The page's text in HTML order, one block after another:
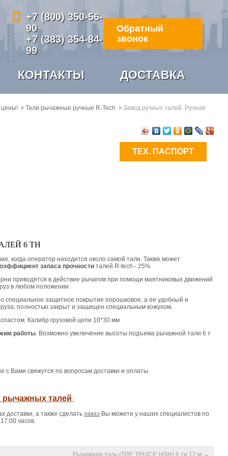
+7 (800) 350-56-
90
+7 (383) 354-84-
99
Обратный
звонок
КОНТАКТЫ ДОСТАВКА
цены! Тали рычажные ручные R-Tech Завод ручных талей. Ручная
6 ТН
когда оператор находится около самой тали. Также может
запаса прочности талей R-tech - 25%
приводятся в действие рычагом при помощи маятниковых движений
в любом положении.
специальное защитное покрытие порошковое, а ее удобный и
полностью закрыт и защищен специальным кожухом.
Калибр грузовой цепи 10*30 мм
работы. Возможно увеличение высоты подъема рычажной тали 6 т
с Вами свяжутся по вопросам доставки и оплаты.
рычажных талей
доставки, а также сделать заказ Вы можете у наших специалистов по
часов.
ТЕХ. ПАСПОРТ
Рычажная таль (ТРР, ТРШСР, HSH) 6 тн 12 м →